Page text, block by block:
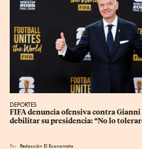
DEPORTES
FIFA denuncia ofensiva contra
debilitar su presidencia: “No lo
Por Redacción El Economista